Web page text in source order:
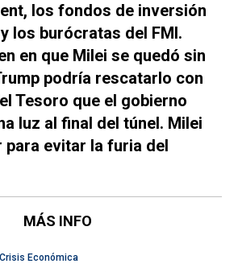
los fondos de inversión
los burócratas del FMI.
en que Milei se quedó sin
podría rescatarlo con
Tesoro que el gobierno
luz al final del túnel. Milei
para evitar la furia del
MÁS INFO
Crisis Económica